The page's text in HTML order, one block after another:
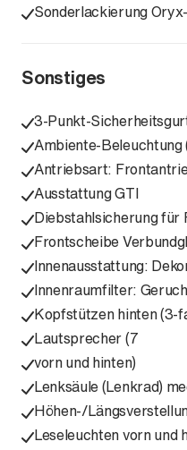
Sonderlackierung
Sonstiges
3-Punkt-
Ambiente-Beleuchtung
Antriebsart:
Ausstattung GTI
Diebstahlsicherung für
Frontscheibe
Innenausstattung:
Innenraumfilter:
Kopfstützen hinten (3-
Lautsprecher (7
vorn und hinten)
Lenksäule (Lenkrad)
Höhen-/
Leseleuchten vorn und